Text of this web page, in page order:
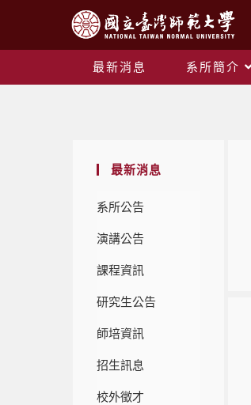
最新消息 系所簡介
最新消息
系所公告
演講公告
課程資訊
研究生公告
師培資訊
招生訊息
校外徵才